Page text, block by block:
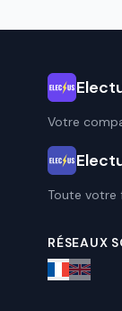
Votre
Toute votre
RÉSEAUX